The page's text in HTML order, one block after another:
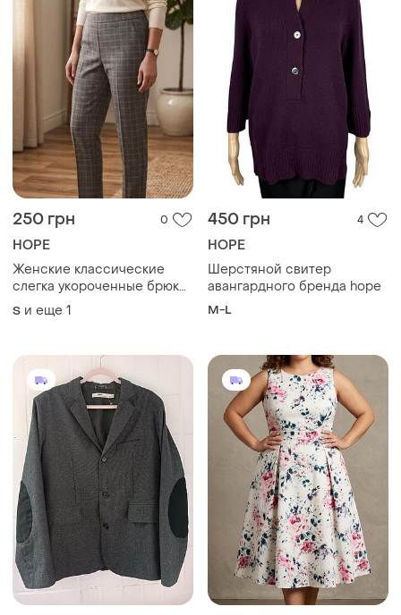
250 грн 0
HOPE
Женские классические
слегка укороченные брюки
в клетку hope collection
(made in italy) /26
S и еще 1
450 грн 4
HOPE
Шерстяной свитер
авангардного бренда hope
M-L